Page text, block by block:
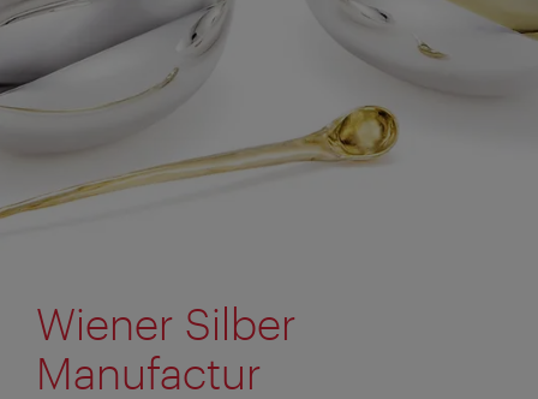
Wiener Silber
Manufactur